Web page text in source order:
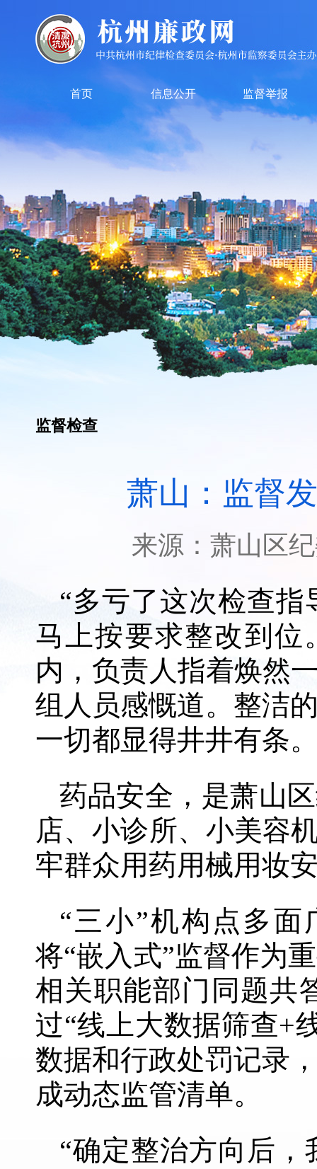
首页 信息公开 监督举报
监督检查
萧山：监督
来源： 萧山区
“多亏了这次检查
马上按要求整改到位
内，负责人指着焕然
组人员感慨道。整洁
一切都显得井井有条
药品安全，是萧山
店、小诊所、小美容
牢群众用药用械用妆
“三小”机构点多
将“嵌入式”监督作为
相关职能部门同题共
过“线上大数据筛查+
数据和行政处罚记录
成动态监管清单。
“确定整治方向后